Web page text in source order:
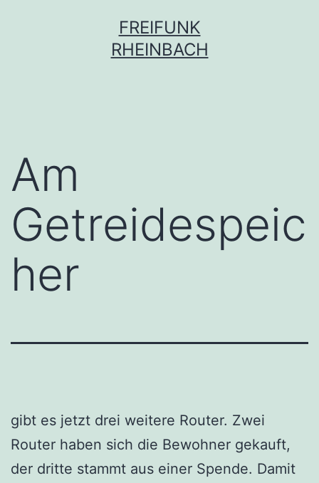
FREIFUNK
RHEINBACH
Am
Getreidespeic
her
gibt es jetzt drei weitere Router. Zwei
Router haben sich die Bewohner gekauft,
der dritte stammt aus einer Spende. Damit